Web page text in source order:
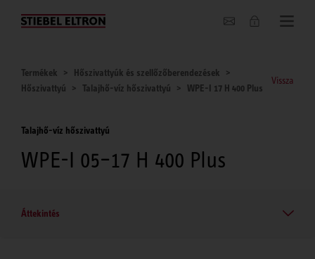
Hírek
Termékek
Hőszivattyúk és szellőzőberendezések
Hőszivattyú
Talajhő-víz hőszivattyú WPE-I 17 H 400 Plus
Vissza
Talajhő-víz hőszivattyú
WPE-I 05–17 H 400 Plus
Áttekintés